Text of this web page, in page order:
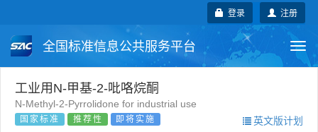
注册
登录
全国标准信息公共服务平台
国家标准 行业标准
团体标准 企业标准 国际标准
工业用N-甲基-2-吡咯烷酮
N-Methyl-2-Pyrrolidone for industrial use
国家标准 推荐性 即将实施 英文版计划